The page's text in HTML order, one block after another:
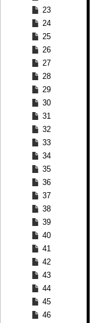
23
24
25
26
27
28
29
30
31
32
33
34
35
36
37
38
39
40
41
42
43
44
45
46